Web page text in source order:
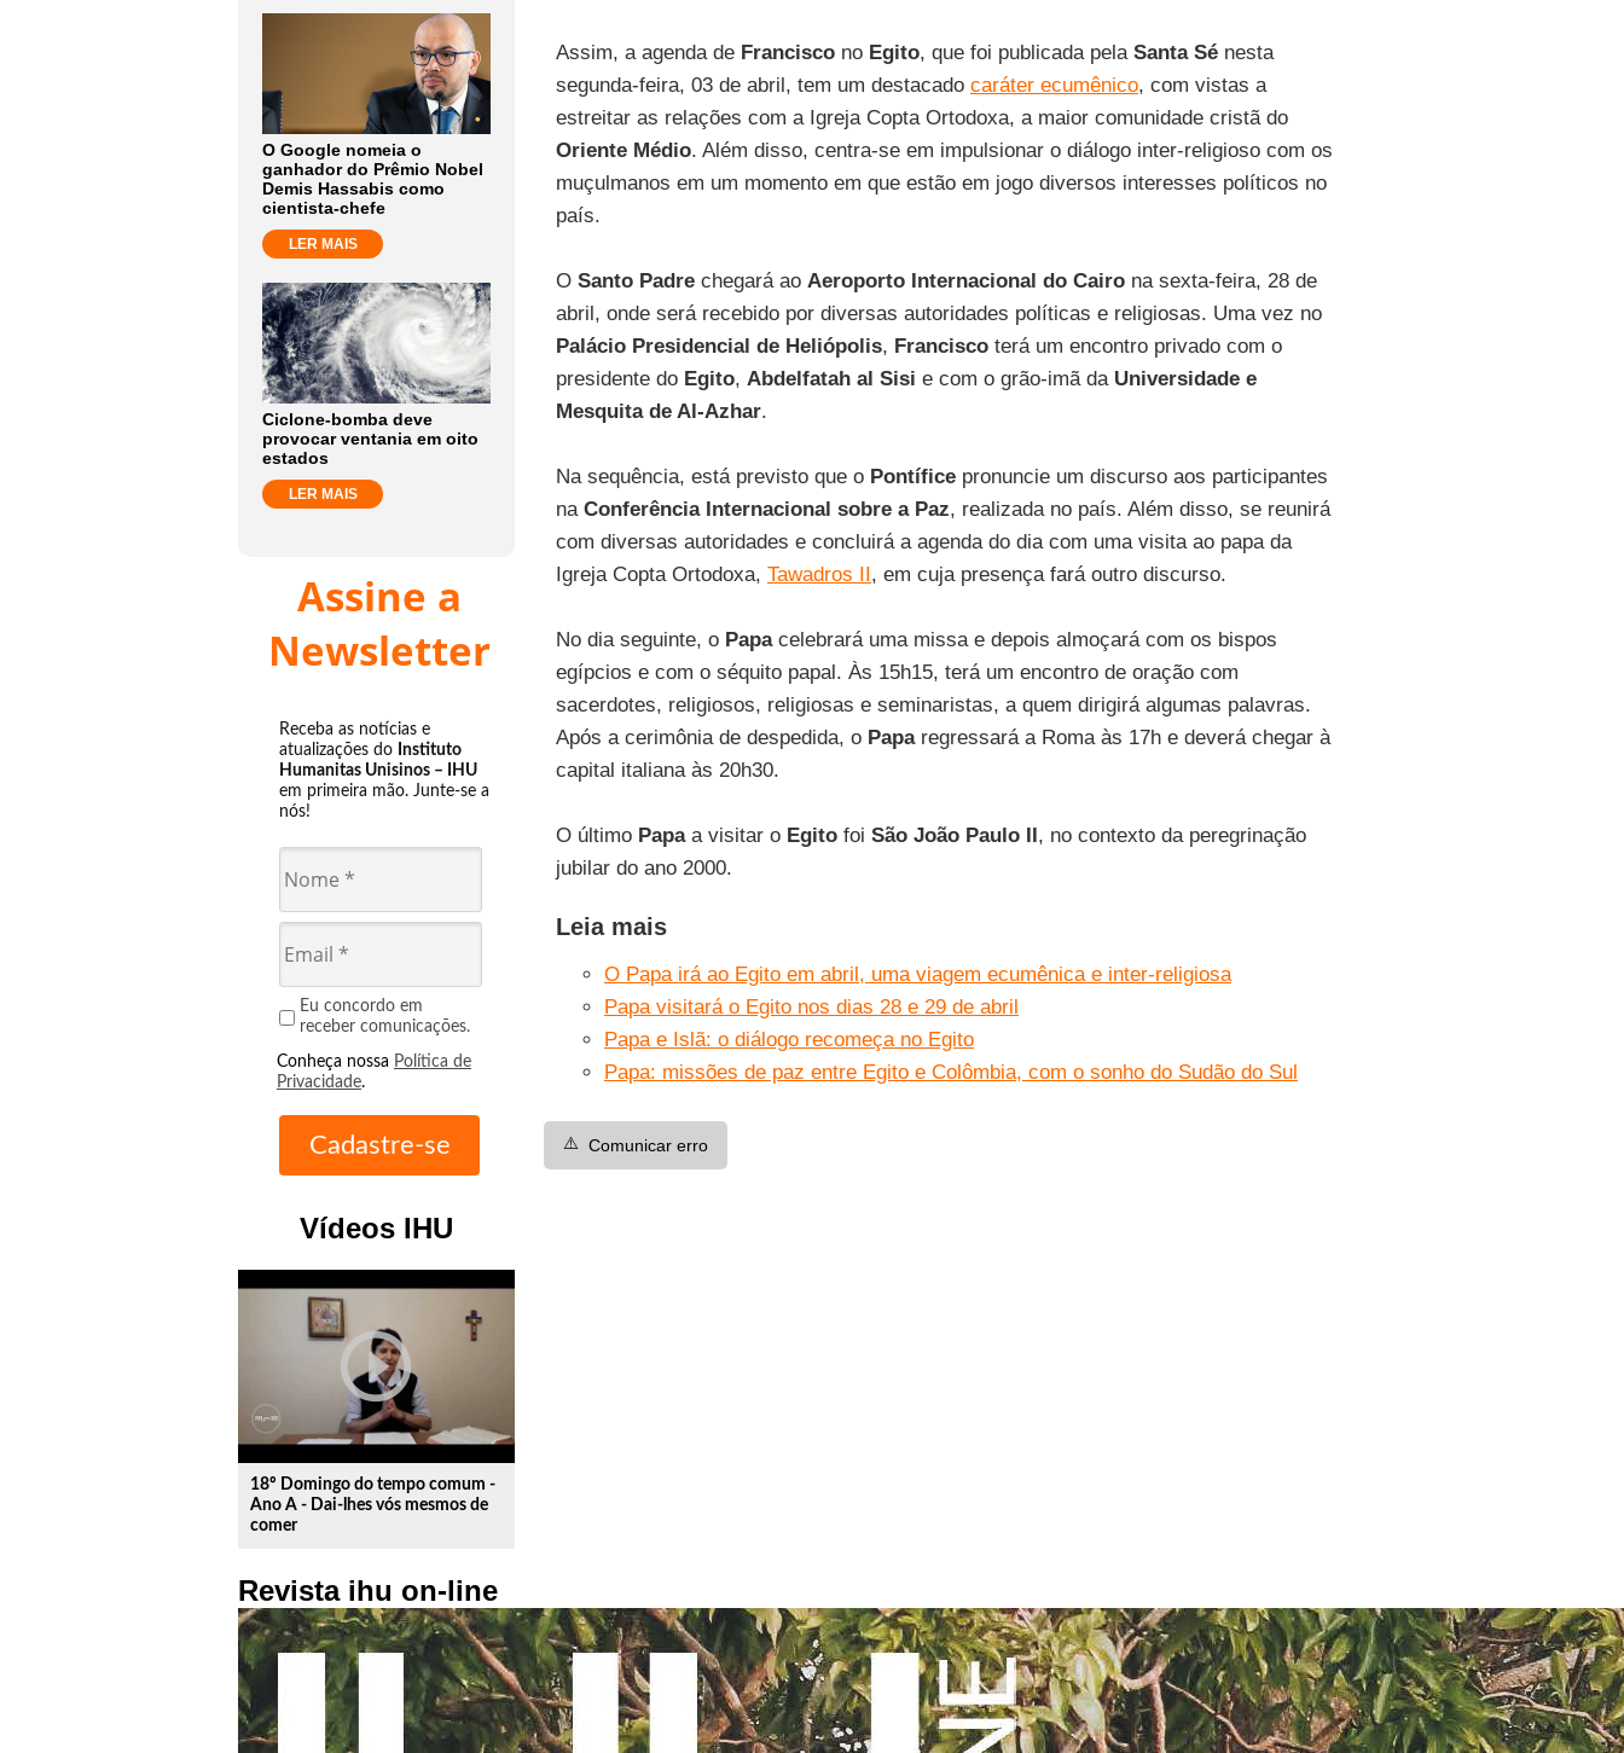
O Google nomeia o
ganhador do Prêmio Nobel
Demis Hassabis como
cientista-chefe
LER MAIS
Ciclone-bomba deve
provocar ventania em oito
estados
LER MAIS
Assine a
Newsletter
Receba as notícias e
atualizações do Instituto
Humanitas Unisinos – IHU
em primeira mão. Junte-se a
nós!
Eu concordo em
receber comunicações.
Conheça nossa Política de
Privacidade.
Vídeos IHU
play_circle_outline
18º Domingo do tempo comum -
Ano A - Dai-lhes vós mesmos de
comer
Revista ihu on-line
Assim, a agenda de Franciscono Egito, que foi publicada pela Santa Sénesta
segunda-feira, 03 de abril, tem um destacado caráter ecumênico, com vistas a
estreitar as relações com a Igreja Copta Ortodoxa, a maior comunidade cristã do
Oriente Médio. Além disso, centra-se em impulsionar o diálogo inter-religioso com os
muçulmanos em um momento em que estão em jogo diversos interesses políticos no
país.
O Santo Padrechegará ao Aeroporto Internacional do Cairona sexta-feira, 28 de
abril, onde será recebido por diversas autoridades políticas e religiosas. Uma vez no
Palácio Presidencial de Heliópolis, Franciscoterá um encontro privado com o
presidente do Egito, Abdelfatah al Sisi e com o grão-imã da Universidade e
Mesquita de Al-Azhar.
Na sequência, está previsto que o Pontíficepronuncie um discurso aos participantes
na Conferência Internacional sobre a Paz, realizada no país. Além disso, se reunirá
com diversas autoridades e concluirá a agenda do dia com uma visita ao papa da
Igreja Copta Ortodoxa, Tawadros II, em cuja presença fará outro discurso.
No dia seguinte, o Papacelebrará uma missa e depois almoçará com os bispos
egípcios e com o séquito papal. Às 15h15, terá um encontro de oração com
sacerdotes, religiosos, religiosas e seminaristas, a quem dirigirá algumas palavras.
Após a cerimônia de despedida, o Paparegressará a Roma às 17h e deverá chegar à
capital italiana às 20h30.
O último Papaa visitar o Egitofoi São João Paulo II, no contexto da peregrinação
jubilar do ano 2000.
Leia mais
O Papa irá ao Egito em abril, uma viagem ecumênica e inter-religiosa
Papa visitará o Egito nos dias 28 e 29 de abril
Papa e Islã: o diálogo recomeça no Egito
Papa: missões de paz entre Egito e Colômbia, com o sonho do Sudão do Sul
⚠️ Comunicar erro